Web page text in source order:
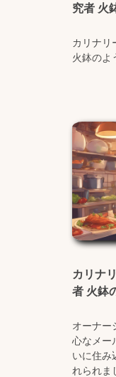
究者 火
カリナリ
火鉢のよ
カリナ
者 火鉢
オーナー
心なメー
いに住み
れられま